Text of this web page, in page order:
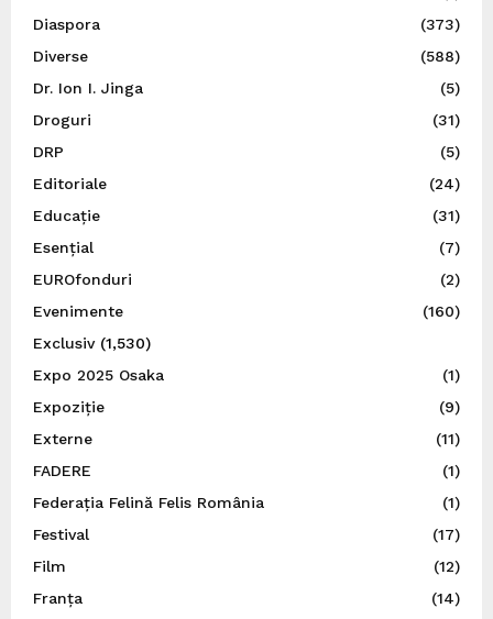
Diaspora
(373)
Diverse
(588)
Dr. Ion I. Jinga
(5)
Droguri
(31)
DRP
(5)
Editoriale
(24)
Educație
(31)
Esențial
(7)
EUROfonduri
(2)
Evenimente
(160)
Exclusiv(1,530)
Expo 2025 Osaka
(1)
Expoziție
(9)
Externe
(11)
FADERE
(1)
Federația Felină Felis România
(1)
Festival
(17)
Film
(12)
Franța
(14)